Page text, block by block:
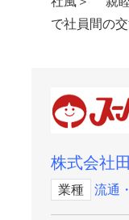
で社員間の
株式会社
業種 流通